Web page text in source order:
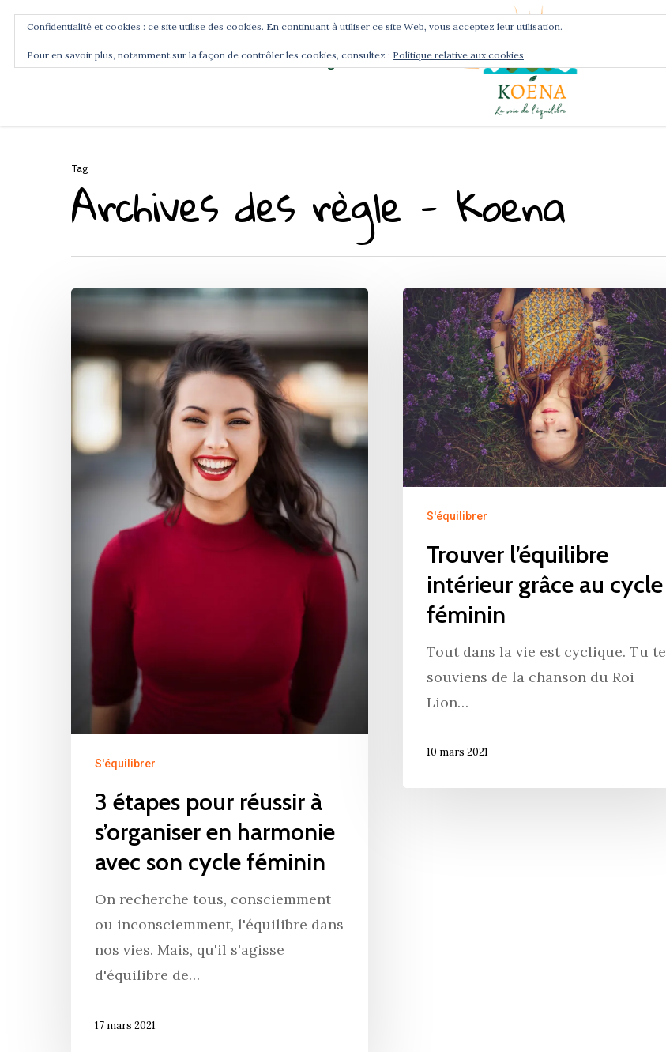
Hit enter to search or ESC to close
Accueil Commence ici Blog Podcast
Tag
Archives des règle - Koena
S'équilibrer
3 étapes pour réussir à
s’organiser en harmonie
avec son cycle féminin
On recherche tous, consciemment
ou inconsciemment, l'équilibre dans
nos vies. Mais, qu'il s'agisse
d'équilibre de…
17 mars 2021
S'équilibrer
Trouver l’équilibre
intérieur grâce au cycle
féminin
Tout dans la vie est cyclique. Tu te
souviens de la chanson du Roi
Lion…
10 mars 2021
Confidentialité et cookies : ce site utilise des cookies. En continuant à utiliser ce site Web, vous acceptez leur utilisation.
Pour en savoir plus, notamment sur la façon de contrôler les cookies, consultez : Politique relative aux cookies